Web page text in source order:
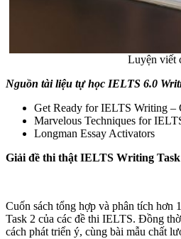
Luyện viết
Nguồn tài liệu tự học IELTS 6.0
Get Ready for IELTS Writing –
Marvelous Techniques for
Longman Essay Activators
Giải đề thi thật IELTS Writing
Cuốn sách tổng hợp và phân tích hơn
Task 2 của các đề thi IELTS. Đồng
cách phát triển ý, cùng bài mẫu chất